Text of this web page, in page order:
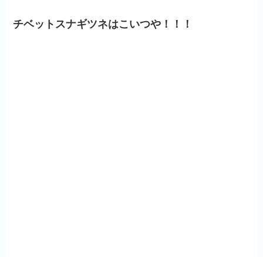
チベットスナギツネはこいつや！！！